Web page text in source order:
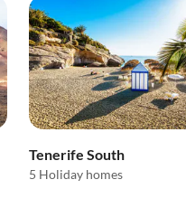
Tenerife South
5 Holiday homes